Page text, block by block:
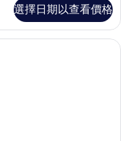
選擇日期以查看價格
具、迷你吧、客房內保險箱、